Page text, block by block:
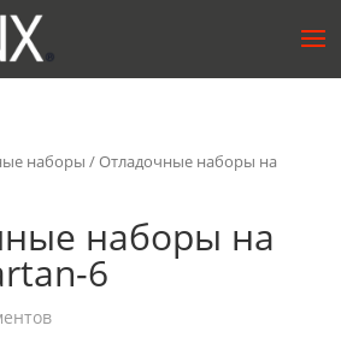
наборы / Отладочные наборы на
наборы на
6